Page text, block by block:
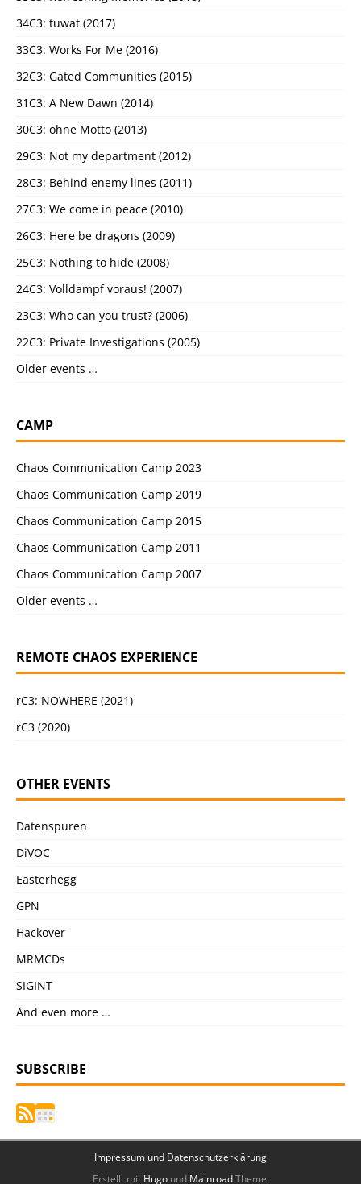
34C3: tuwat (2017)
33C3: Works For Me (2016)
32C3: Gated Communities (2015)
31C3: A New Dawn (2014)
30C3: ohne Motto (2013)
29C3: Not my department (2012)
28C3: Behind enemy lines (2011)
27C3: We come in peace (2010)
26C3: Here be dragons (2009)
25C3: Nothing to hide (2008)
24C3: Volldampf voraus! (2007)
23C3: Who can you trust? (2006)
22C3: Private Investigations (2005)
Older events …
CAMP
Chaos Communication Camp 2023
Chaos Communication Camp 2019
Chaos Communication Camp 2015
Chaos Communication Camp 2011
Chaos Communication Camp 2007
Older events …
REMOTE CHAOS EXPERIENCE
rC3: NOWHERE (2021)
rC3 (2020)
OTHER EVENTS
Datenspuren
DiVOC
Easterhegg
GPN
Hackover
MRMCDs
SIGINT
And even more …
SUBSCRIBE
Impressum und Datenschutzerklärung
Erstellt mit Hugound MainroadTheme.